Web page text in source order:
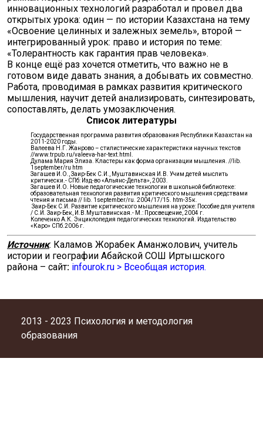
инновационных технологий разработал и провел два
открытых урока: один — по истории Казахстана на тему
«Освоение целинных и залежных земель», второй —
интегрированный урок: право и история по теме:
«Толерантность как гарантия прав человека».
В конце ещё раз хочется отметить, что важно не в
готовом виде давать знания, а добывать их совместно.
Работа, проводимая в рамках развития критического
мышления, научит детей анализировать, синтезировать,
сопоставлять, делать умозаключения.
Список литературы
Государственная программа развития образования Республики Казахстан на
2011-2020 годы.
Валеева Н.Г. Жанрово – стилистические характеристики научных текстов
//www.trpub.ru/valeeva-har-text.html.
Дулама Мария Элиза. Кластеры как форма организации мышления. //lib.
1september/ru htm
Загашев И.О., Заир-Бек С.И., Муштавинская И.В. Учим детей мыслить
критически.- СПб: Изд-во «Альянс-Дельта», 2003.
Загашев И.О. Новые педагогические технологии в школьной библиотеке:
образовательная технология развития критического мышления средствами
чтения и письма // lib. 1september/ru. 2004/17/15. htm-35к.
Заир-Бек С.И. Развитие критического мышления на уроке: Пособие для учителя
/ С.И. Заир-Бек, И.В.Муштавинская.- М.: Просвещение, 2004 г.
Колеченко А.К. Энциклопедия педагогических технологий. Издательство
«Каро» СПб.2006 г.
Источник: Каламов Жорабек Аманжолович, учитель
истории и географии Абайской СОШ Иртышского
района – сайт: infourok.ru > Всеобщая история.
2013 - 2023 Психология и методология
образования